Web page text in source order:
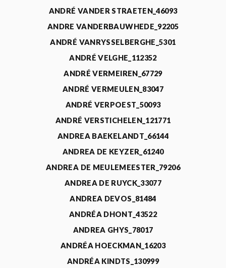
ANDRÉ VANDER STRAETEN_46093
ANDRE VANDERBAUWHEDE_92205
ANDRÉ VANRYSSELBERGHE_5301
ANDRÉ VELGHE_112352
ANDRÉ VERMEIREN_67729
ANDRÉ VERMEULEN_83047
ANDRÉ VERPOEST_50093
ANDRÉ VERSTICHELEN_121771
ANDREA BAEKELANDT_66144
ANDREA DE KEYZER_61240
ANDREA DE MEULEMEESTER_79206
ANDREA DE RUYCK_33077
ANDREA DEVOS_81484
ANDRÉA DHONT_43522
ANDREA GHYS_78017
ANDRÉA HOECKMAN_16203
ANDRÉA KINDTS_130999